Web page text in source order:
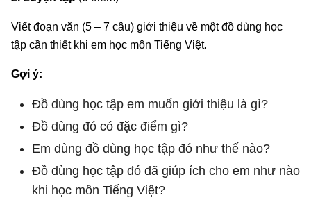
Viết đoạn văn (5 – 7 câu) giới thiệu về một đồ dùng học
tập cần thiết khi em học môn Tiếng Việt.
Gợi ý:
Đồ dùng học tập em muốn giới thiệu là gì?
Đồ dùng đó có đặc điểm gì?
Em dùng đồ dùng học tập đó như thế nào?
Đồ dùng học tập đó đã giúp ích cho em như nào
khi học môn Tiếng Việt?